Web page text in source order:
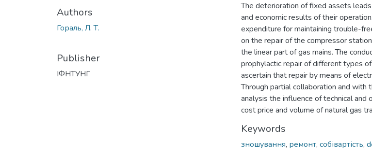
Authors
Гораль, Л. Т.
Publisher
ІФНТУНГ
The deterioration of fixed assets
and economic results of their
expenditure for maintaining trouble-
on the repair of the compressor
the linear part of gas mains. The
prophylactic repair of different types
ascertain that repair by means of
Through partial collaboration and
analysis the influence of technical and
cost price and volume of natural gas
Keywords
зношування, ремонт, собівартість,